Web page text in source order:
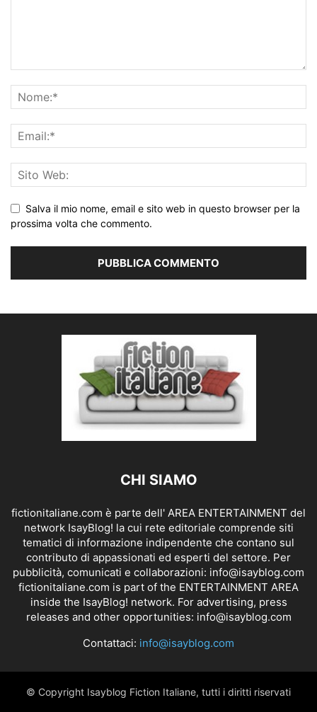
Salva il mio nome, email e sito web in questo browser per la
prossima volta che commento.
CHI SIAMO
fictionitaliane.com è parte dell' AREA ENTERTAINMENT del
network IsayBlog! la cui rete editoriale comprende siti
tematici di informazione indipendente che contano sul
contributo di appassionati ed esperti del settore. Per
pubblicità, comunicati e collaborazioni: info@isayblog.com
fictionitaliane.com is part of the ENTERTAINMENT AREA
inside the IsayBlog! network. For advertising, press
releases and other opportunities: info@isayblog.com
Contattaci: info@isayblog.com
© Copyright Isayblog Fiction Italiane, tutti i diritti riservati